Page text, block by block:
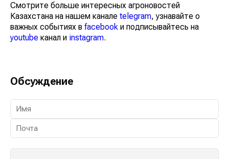
Смотрите больше интересных агроновостей
Казахстана на нашем канале telegram, узнавайте о
важных событиях в facebook и подписывайтесь на
youtube канал и instagram.
Обсуждение